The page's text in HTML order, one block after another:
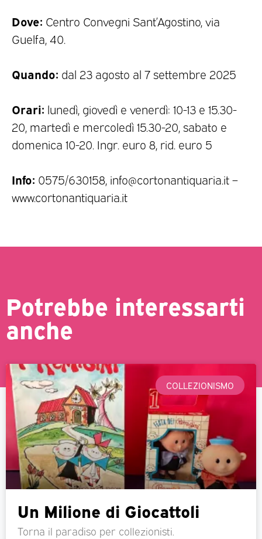
Dove: Centro Convegni Sant’Agostino, via
Guelfa, 40.
Quando: dal 23 agosto al 7 settembre 2025
Orari: lunedì, giovedì e venerdì: 10-13 e 15.30-
20, martedì e mercoledì 15.30-20, sabato e
domenica 10-20. Ingr. euro 8, rid. euro 5
Info: 0575/630158, info@cortonantiquaria.it –
www.cortonantiquaria.it
Potrebbe interessarti
anche
COLLEZIONISMO
Un Milione di Giocattoli
Torna il paradiso per collezionisti.